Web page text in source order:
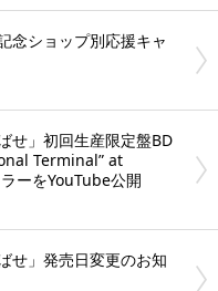
念ショップ別応援キャ
せ」初回生産限定盤BD
Terminal” at
ーをYouTube公開
せ」発売日変更のお知